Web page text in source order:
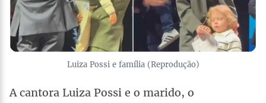
Luiza Possi e família (Reprodução)
A cantora Luiza Possi e o marido, o